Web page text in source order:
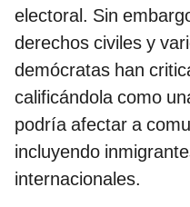
electoral. Sin
derechos civiles y
demócratas han
calificándola como
podría afectar a
incluyendo
internacionales.